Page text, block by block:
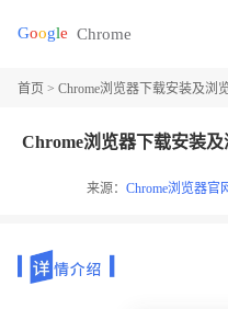
首页 > Chrome浏览器下载安装及浏
Chrome浏览器下载安装
来源：Chrome浏览器官